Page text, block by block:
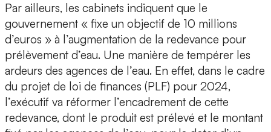
Par ailleurs, les cabinets indiquent que le
gouvernement « fixe un objectif de 10 millions
d’euros » à l’augmentation de la redevance pour
prélèvement d’eau. Une manière de tempérer les
ardeurs des agences de l’eau. En effet, dans le cadre
du projet de loi de finances (PLF) pour 2024,
l’exécutif va réformer l’encadrement de cette
redevance, dont le produit est prélevé et le montant